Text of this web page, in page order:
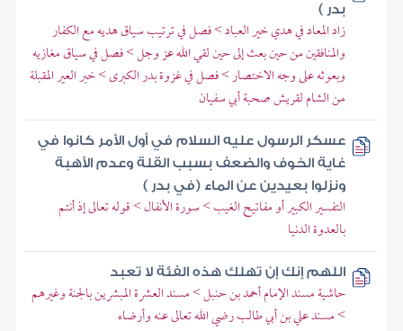
بدر )
زاد المعاد في هدي خير العباد > فصل في ترتيب سياق هديه مع الكفار
والمنافقين من حين بعث إلى حين لقي الله عز وجل > فصل في سياق مغازيه
وبعوثه على وجه الاختصار > فصل في غزوة بدر الكبرى > خبر العير المقبلة
من الشام لقريش صحبة أبي سفيان
عسكر الرسول عليه السلام في أول الأمر كانوا في
غاية الخوف والضعف بسبب القلة وعدم الأهبة
ونزلوا بعيدين عن الماء (في بدر )
التفسير الكبير أو مفاتيح الغيب > سورة الأنفال > قوله تعالى إذ أنتم
بالعدوة الدنيا
اللهم إنك إن تهلك هذه الفئة لا تعبد
حاشية مسند الإمام أحمد بن حنبل > مسند العشرة المبشرين بالجنة وغيرهم
> مسند علي بن أبي طالب رضي الله تعالى عنه وأرضاه